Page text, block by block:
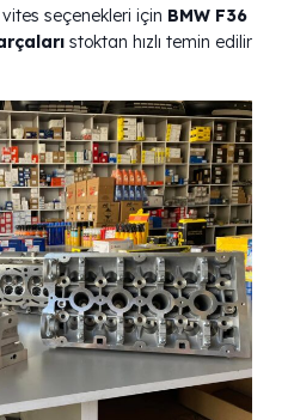
seçenekleri için BMW F36
stoktan hızlı temin edilir